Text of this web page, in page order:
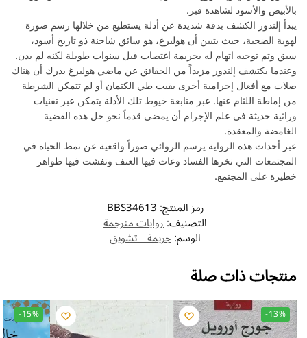
بالأبيض والأسود لشاهدة قبر.
يبدأ إلندور الكشف بدقة شديدة عن أدلة يستطيع من خلالها رسم صورة
لهوية الضحية، حيث يتبين أن هولبرغ، هو سائق شاحنة ذو تاريخ أسود،
سبق وتم توجيه اتهام له بجريمة اغتصاب قبل سنوات طويلة لكنه لم يدن.
وعندما يكتشف إلندور مزيداً من الحقائق عن ماضي هولبرغ يدرك أن هناك
صلات مع أفعال إجرامية أخرى بقيت طي الكتمان أو لم تتمكن الشرطة
من إماطة اللثام عنها. عبر متابعة خيوط تلك الأدلة يتمكن عبر تقنيات
وراثية حديثة في علم الإجرام أن يمضي قدماً نحو حل هذه القضية
الغامضة والمعقدة.
عبر أحداث هذه الرواية يرسم الروائي صوراً واقعية عن نمط الحياة في
المجتمعات التي نخرها الفساد وعاث فيها العنف وتفشت فيها ظواهر
خطيرة على المجتمع.
رمز المنتج:BBS34613
التصنيف:روايات مترجمة
الوسم:جريمة _ تشويق
منتجات ذات صلة
-13%
-15%